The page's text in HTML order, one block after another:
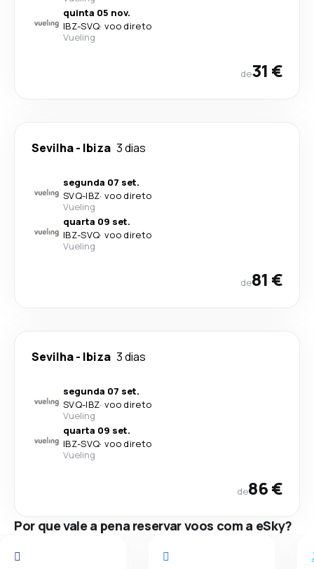
quinta 05 nov.
IBZ-SVQ· voo direto
Vueling
de31 €
Sevilha- Ibiza 3 dias
segunda 07 set.
SVQ-IBZ· voo direto
Vueling
quarta 09 set.
IBZ-SVQ· voo direto
Vueling
de81 €
Sevilha- Ibiza 3 dias
segunda 07 set.
SVQ-IBZ· voo direto
Vueling
quarta 09 set.
IBZ-SVQ· voo direto
Vueling
de86 €
Por que vale a pena reservar voos com a eSky?